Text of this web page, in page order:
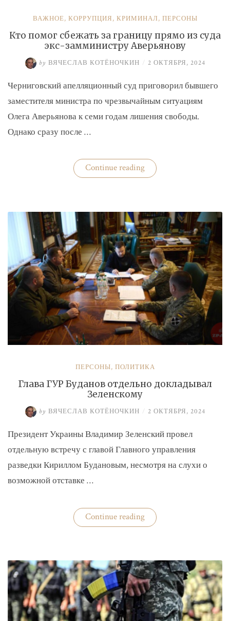
ВАЖНОЕ, КОРРУПЦИЯ, КРИМИНАЛ, ПЕРСОНЫ
Кто помог сбежать за границу прямо из суда
экс-замминистру Аверьянову
by ВЯЧЕСЛАВ КОТЁНОЧКИН / 2 ОКТЯБРЯ, 2024
Черниговский апелляционный суд приговорил бывшего
заместителя министра по чрезвычайным ситуациям
Олега Аверьянова к семи годам лишения свободы.
Однако сразу после …
Continue reading«Кто
помог
прямо
из
суда
экс-
замминистру
Аверьянову»
ПЕРСОНЫ, ПОЛИТИКА
Глава ГУР Буданов отдельно докладывал
Зеленскому
by ВЯЧЕСЛАВ КОТЁНОЧКИН / 2 ОКТЯБРЯ, 2024
Президент Украины Владимир Зеленский провел
отдельную встречу с главой Главного управления
разведки Кириллом Будановым, несмотря на слухи о
возможной отставке …
Continue reading«Глава
ГУР
Зеленскому»